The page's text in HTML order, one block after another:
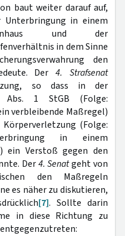
baut weiter darauf auf,
Unterbringung in einem
und der
in dem Sinne
den
Der4. Strafsenat
so dass in der
Abs. 1 StGB (Folge:
verbleibende Maßregel)
(Folge:
in einem
ein Verstoß gegen den
Der4. Senatgeht von
den Maßregeln
es näher zu diskutieren,
[7]. Sollte darin
in diese Richtung zu